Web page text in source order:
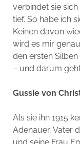
verbindet sie sich
tief. So habe ich
Keinen davon
wird es mir
den ersten
– und darum
Gussie von
Als sie ihn 1915
Adenauer, Vater